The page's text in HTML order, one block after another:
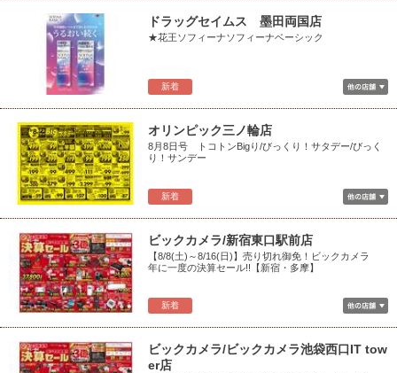
新着
ドラッグセイムス 墨田両国店
★花王ソフィーナソフィーナベーシック
新着
オリンピック三ノ輪店
8月8日号 トコトンBigり/びっくり！サタデー/びっく
り！サンデー
新着
ビックカメラ/新宿東口駅前店
【8/8(土)～8/16(日)】売り切れ御免！ビックカメラ
年に一度の決算セール!!【新宿・多摩】
ビックカメラ/ビックカメラ池袋西口IT tow
er店